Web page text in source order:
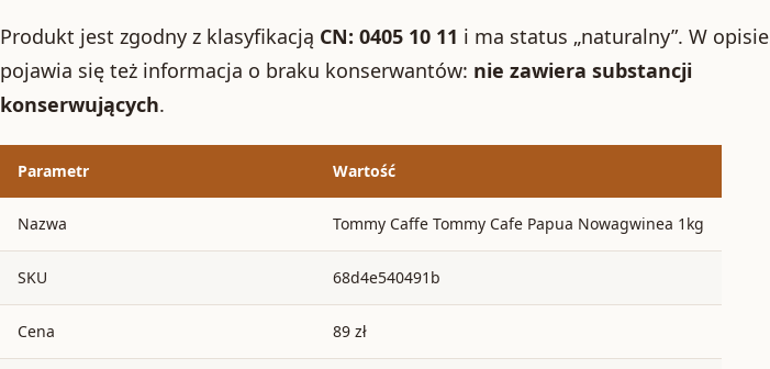
Produkt jest zgodny z klasyfikacją CN: 0405 10 11 i ma status „naturalny”. W opisie
pojawia się też informacja o braku konserwantów: nie zawiera substancji
konserwujących.
Parametr Wartość
Nazwa Tommy Caffe Tommy Cafe Papua Nowagwinea 1kg
SKU 68d4e540491b
Cena 89 zł